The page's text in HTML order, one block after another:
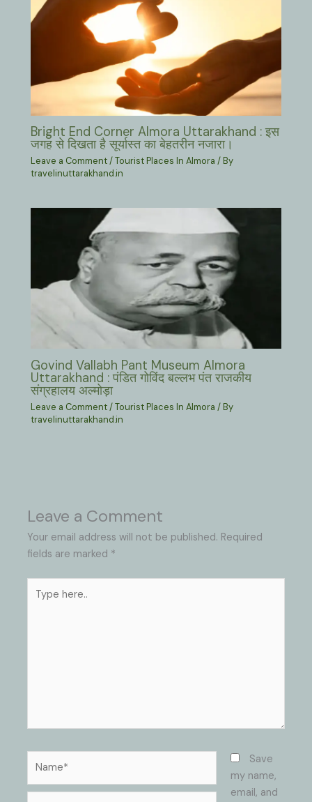
Bright End Corner Almora Uttarakhand : इस
जगह से दिखता है सूर्यास्त का बेहतरीन नजारा।
Leave a Comment/Tourist Places In Almora / By
travelinuttarakhand.in
Govind Vallabh Pant Museum Almora
Uttarakhand : पंडित गोविंद बल्लभ पंत राजकीय
संग्रहालय अल्मोड़ा
Leave a Comment/Tourist Places In Almora / By
travelinuttarakhand.in
Leave a Comment
Your email address will not be published. Required
fields are marked *
here..
Save
my name,
email, and